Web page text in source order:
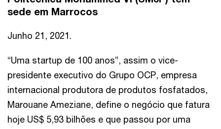
sede em Marrocos
Junho 21, 2021.
“Uma startup de 100 anos”, assim o vice-
presidente executivo do Grupo OCP, empresa
internacional produtora de produtos fosfatados,
Marouane Ameziane, define o negócio que fatura
hoje US$ 5,93 bilhões e que passou por uma